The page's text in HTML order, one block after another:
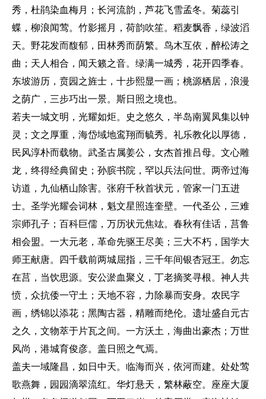
秀，杜鹃染血梅月；长河流韵，芦花飞雪孟冬。菊蕊引
蝶，柳浪闻莺。竹影摇月，荷韵吹笙。稻麦飘香，绿波滔
天。野花发而馥郁，田林秀而荫繁。鸟木互依，醉松涛之
曲；天人相合，闻天籁之音。绿满一城秀，花开四季春。
东坡游历，贲园之旌士，十步熙显一画；桃源栖居，浪漫
之荫广，三步巧出一景。斯日照之境也。
若夫一城文明，光耀如炬。史之悠久，半岛南翼凤集以钟
灵；文之厚重，海岱域地鸾翔而毓秀。礼乐教化以厚德，
民风淳朴而载物。武圣古属姜公，女杰首推吕母。文心雕
龙，终得经典留史；孙膑书院，罕以兵法问世。两帝过海
访道，九仙栖山除害。张府千秋首状元，管家一门五进
士。圣学光耀会词林，魁文星照连奎壁。一代圣公，三难
宗师孔子；百科巨儒，万历状元焦竑。春秋有佳话，莒鲁
相会盟。一大元老，革命先驱王尽美；三大不朽，国学大
师王献唐。四千载前两城屈指，三千年间银杏冠王。勿忘
在莒，当饮思源。安公淤血聚义，丁老摘奖寻根。神人共
愤，众抗倭一守土；天地不容，力除暴而安身。农民字
画，绣锦以添花；黑陶古器，精雕而绝伦。遗址盛自元古
之久，文物萃于片瓦之间。一方沃土，海曲出豪杰；万世
风尚，港城育俊彦。盖日照之气焉。
盖夫一域隆昌，如日中天。临海而兴，依河而建。处处莺
歌燕舞，园园滴翠流红。华灯悬天，繁林蔽空。座座大厦